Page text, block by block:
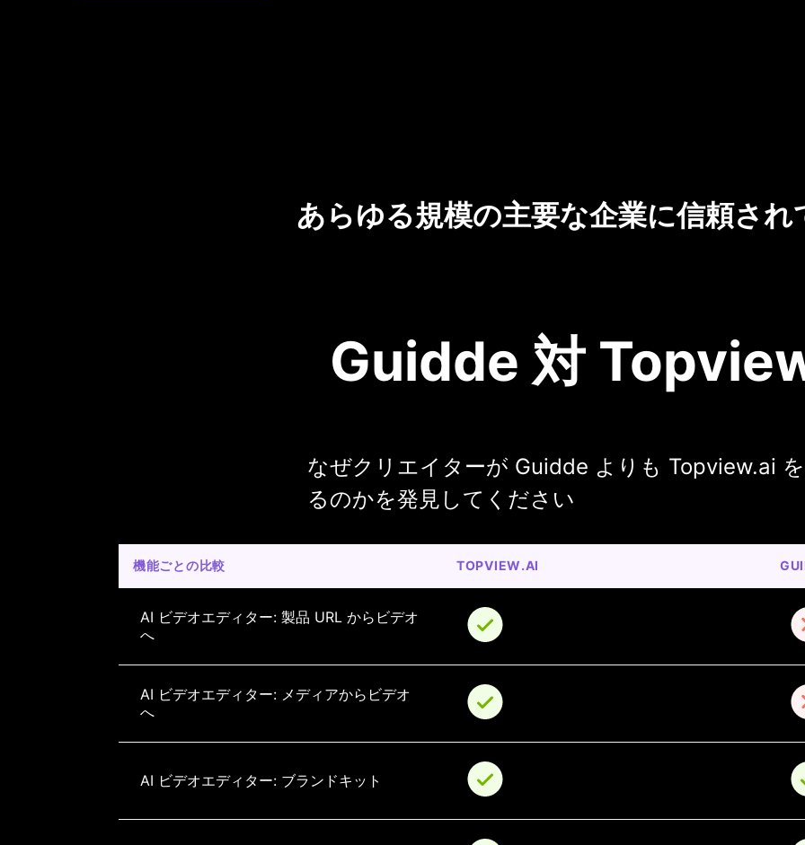
あらゆる規模の主要な企業に信頼され
Guidde 対
なぜクリエイターが Guidde よりも Topview.ai
るのかを発見してください
機能ごとの比較 TOPVIEW.AI
AI ビデオエディター: 製品 URL からビデオ
へ
AI ビデオエディター: メディアからビデオ
へ
AI ビデオエディター: ブランドキット